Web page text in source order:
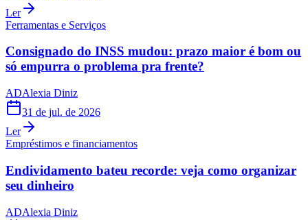
Ler
Ferramentas e Serviços
Consignado do INSS mudou: prazo maior é bom ou
só empurra o problema pra frente?
ADAlexia Diniz
31 de jul. de 2026
Ler
Empréstimos e financiamentos
Endividamento bateu recorde: veja como organizar
seu dinheiro
ADAlexia Diniz